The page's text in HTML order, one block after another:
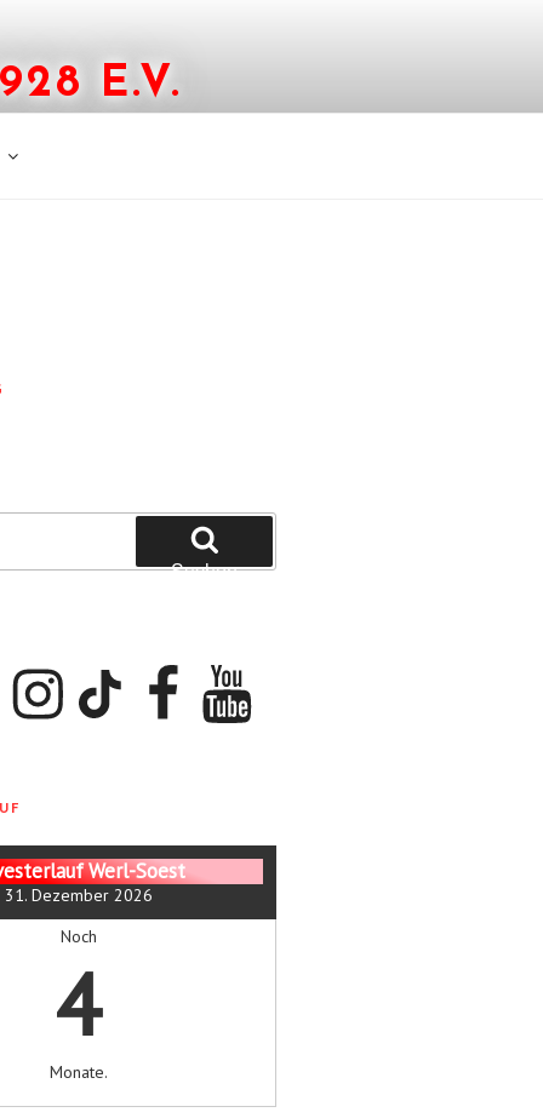
E.V.
Suchen
Instagram TikTok Facebook YouTube
Werl-Soest
31. Dezember 2026
Noch
4
Monate.